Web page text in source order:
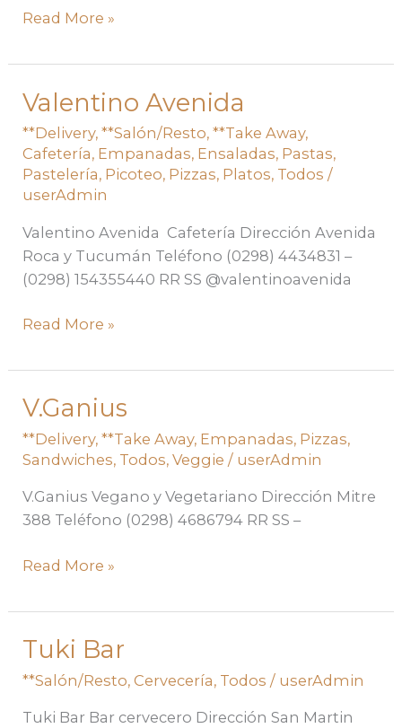
Read More »
Valentino Avenida
**Delivery,**Salón/Resto,**Take Away,
Cafetería, Empanadas, Ensaladas, Pastas,
Pastelería, Picoteo, Pizzas, Platos, Todos /
userAdmin
Valentino Avenida Cafetería Dirección Avenida
Roca y Tucumán Teléfono (0298) 4434831 –
(0298) 154355440 RR SS @valentinoavenida
Valentino
Read More »
V.Ganius
**Delivery,**Take Away, Empanadas, Pizzas,
Sandwiches, Todos,Veggie / userAdmin
V.Ganius Vegano y Vegetariano Dirección Mitre
388 Teléfono (0298) 4686794 RR SS –
V.Ganius
Read More »
Tuki Bar
**Salón/Resto,Cervecería, Todos / userAdmin
Tuki Bar Bar cervecero Dirección San Martin
Tuki